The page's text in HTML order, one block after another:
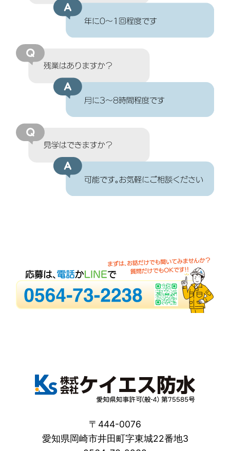
〒444-0076
愛知県岡崎市井田町字東城22番地3